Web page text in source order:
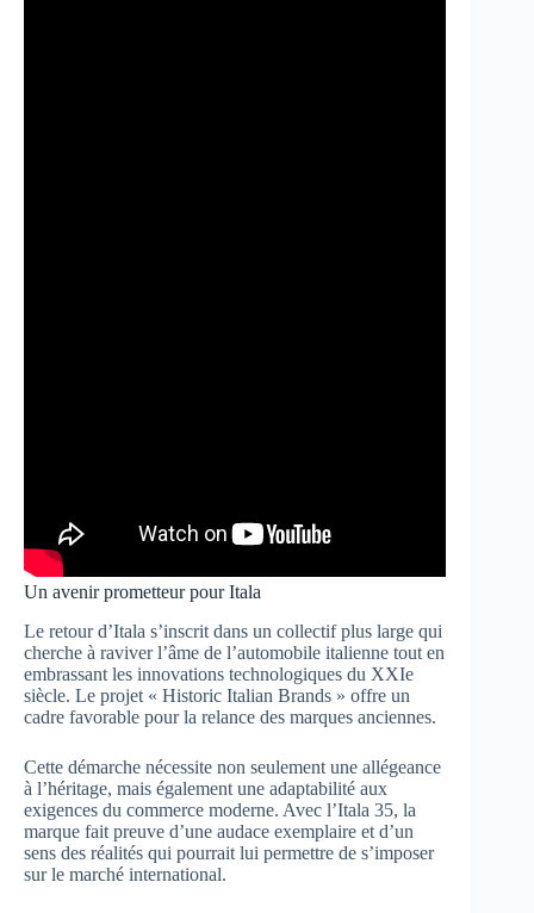
Un avenir prometteur pour Itala
Le retour d’Itala s’inscrit dans un collectif plus large qui
cherche à raviver l’âme de l’automobile italienne tout en
embrassant les innovations technologiques du XXIe
siècle. Le projet « Historic Italian Brands » offre un
cadre favorable pour la relance des marques anciennes.
Cette démarche nécessite non seulement une allégeance
à l’héritage, mais également une adaptabilité aux
exigences du commerce moderne. Avec l’Itala 35, la
marque fait preuve d’une audace exemplaire et d’un
sens des réalités qui pourrait lui permettre de s’imposer
sur le marché international.